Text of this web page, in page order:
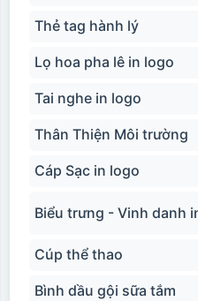
Thẻ tag hành lý
Lọ hoa pha lê in logo
Tai nghe in logo
Thân Thiện Môi trường
Cáp Sạc in logo
Biểu trưng - Vinh danh
Cúp thể thao
Bình dầu gội sữa tắm